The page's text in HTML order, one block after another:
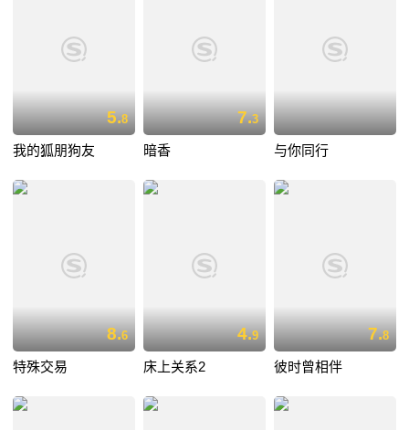
5.8
我的狐朋狗友
7.3
暗香 与你同行
8.6
特殊交易
4.9
床上关系2
7.8
彼时曾相伴